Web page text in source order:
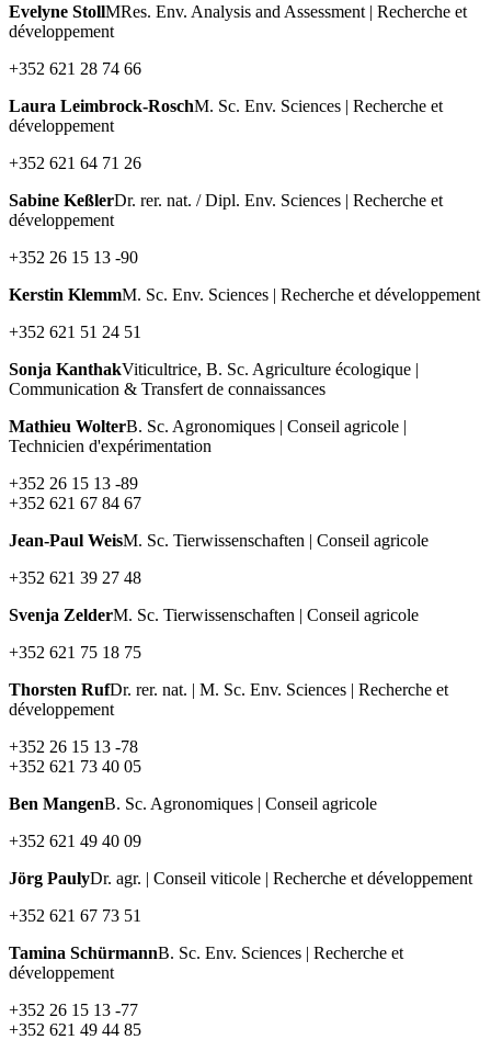
Evelyne StollMRes. Env. Analysis and Assessment | Recherche et
développement
+352 621 28 74 66
Laura Leimbrock-RoschM. Sc. Env. Sciences | Recherche et
développement
+352 621 64 71 26
Sabine KeßlerDr. rer. nat. / Dipl. Env. Sciences | Recherche et
développement
+352 26 15 13 -90
Kerstin KlemmM. Sc. Env. Sciences | Recherche et développement
+352 621 51 24 51
Sonja KanthakViticultrice, B. Sc. Agriculture écologique |
Communication & Transfert de connaissances
Mathieu WolterB. Sc. Agronomiques | Conseil agricole |
Technicien d'expérimentation
+352 26 15 13 -89
+352 621 67 84 67
Jean-Paul WeisM. Sc. Tierwissenschaften | Conseil agricole
+352 621 39 27 48
Svenja ZelderM. Sc. Tierwissenschaften | Conseil agricole
+352 621 75 18 75
Thorsten RufDr. rer. nat. | M. Sc. Env. Sciences | Recherche et
développement
+352 26 15 13 -78
+352 621 73 40 05
Ben MangenB. Sc. Agronomiques | Conseil agricole
+352 621 49 40 09
Jörg PaulyDr. agr. | Conseil viticole | Recherche et développement
+352 621 67 73 51
Tamina SchürmannB. Sc. Env. Sciences | Recherche et
développement
+352 26 15 13 -77
+352 621 49 44 85